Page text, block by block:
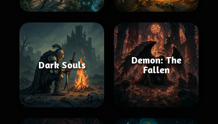
Dark Souls
Demon: The
Fallen